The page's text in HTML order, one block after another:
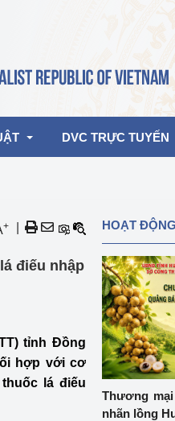
đạo Bộ
DVC TRỰC TUYẾN
+
điếu nhập
tỉnh Đồng
hợp với cơ
lá điếu
HOẠT ĐỘNG
Thương
nhãn lồng